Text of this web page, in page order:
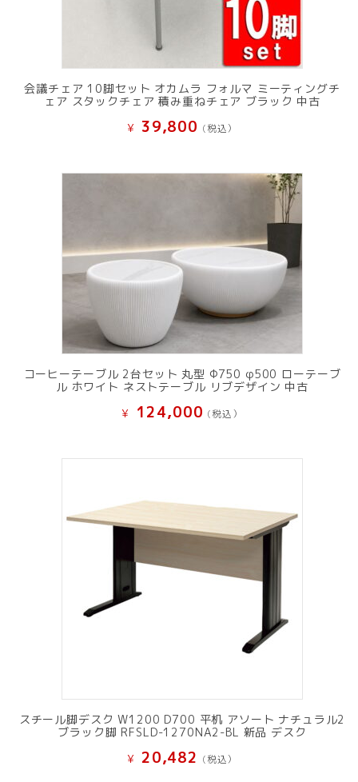
会議チェア 10脚セット オカムラ フォルマ ミーティングチ
ェア スタックチェア 積み重ねチェア ブラック 中古
¥ 39,800 (税込）
コーヒーテーブル 2台セット 丸型 Φ750 φ500 ローテーブ
ル ホワイト ネストテーブル リブデザイン 中古
¥ 124,000 (税込）
スチール脚デスク W1200 D700 平机 アソート ナチュラル2
ブラック脚 RFSLD-1270NA2-BL 新品 デスク
¥ 20,482 (税込）